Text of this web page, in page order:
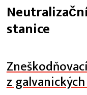
stanice
z